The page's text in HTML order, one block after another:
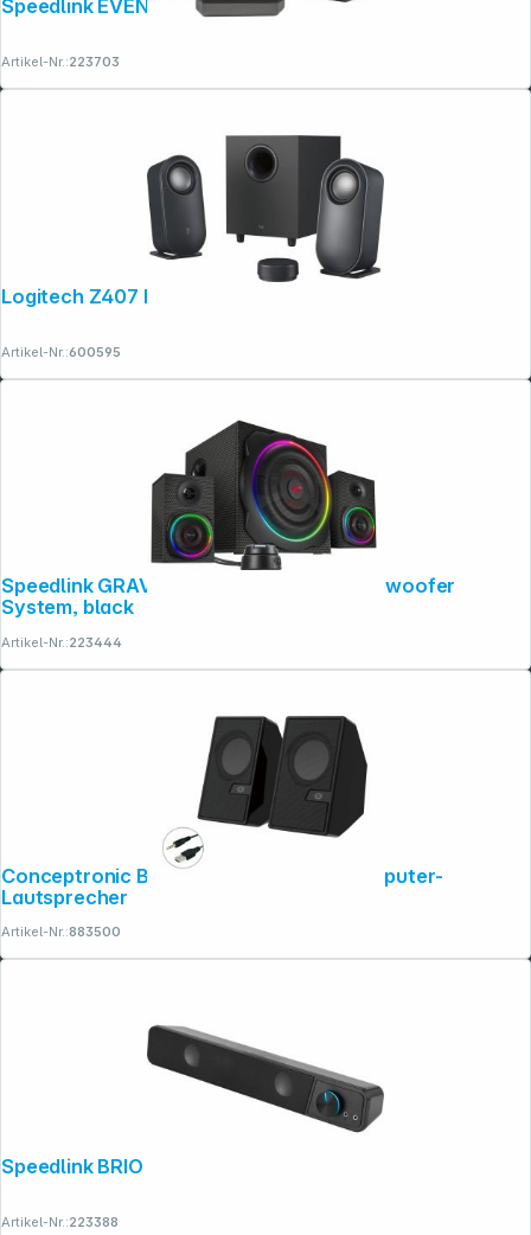
Speedlink EVENT Stereo Speakers black
Artikel-Nr.:223703
Logitech Z407 Bluetooth
Artikel-Nr.:600595
Speedlink GRAVITY CARBON RGB 2.1 Subwoofer
System, black
Artikel-Nr.:223444
Conceptronic BJORN02B 2.0-Kanal-Computer-
Lautsprecher
Artikel-Nr.:883500
Artikel-Nr.:223388
Folgen Sie uns auf